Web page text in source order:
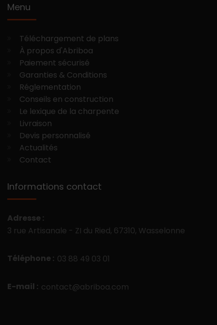
Menu
Téléchargement de plans
À propos d'Abriboa
Paiement sécurisé
Garanties & Conditions
Réglementation
Conseils en construction
Le lexique de la charpente
Livraison
Devis personnalisé
Actualités
Contact
Informations contact
Adresse :
3 rue Artisanale - ZI du Ried, 67310, Wasselonne
Téléphone : 03 88 49 03 01
E-mail : contact@abriboa.com